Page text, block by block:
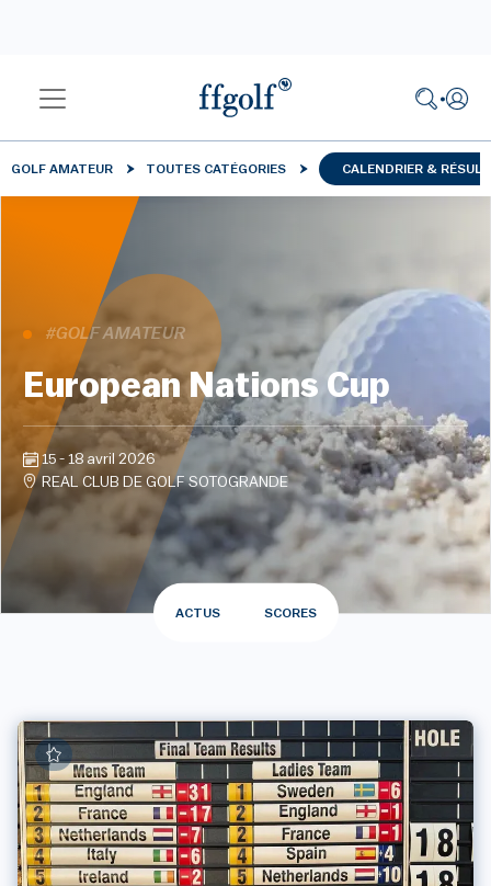
GOLF AMATEUR TOUTES CATÉGORIES CALENDRIER &
#GOLF AMATEUR
European Nations Cup
15 - 18 avril 2026
REAL CLUB DE GOLF SOTOGRANDE
ACTUS SCORES